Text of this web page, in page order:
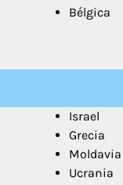
Bélgica
Israel
Grecia
Moldavia
Ucrania